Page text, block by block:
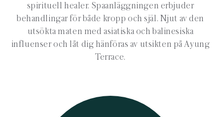
spirituell healer. Spaanläggningen erbjuder
behandlingar för både kropp och själ. Njut av den
utsökta maten med asiatiska och balinesiska
influenser och låt dig hänföras av utsikten på Ayung
Terrace.